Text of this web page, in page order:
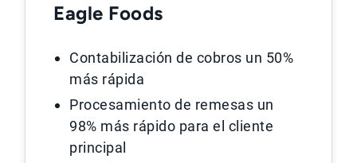
Eagle Foods
Contabilización de cobros un 50%
más rápida
Procesamiento de remesas un
98% más rápido para el cliente
principal